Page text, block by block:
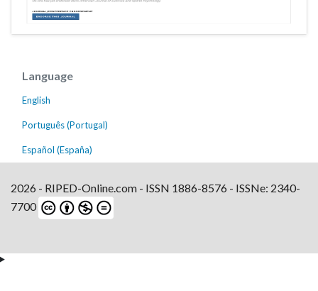
Language
English
Português (Portugal)
Español (España)
2026 - RIPED-Online.com - ISSN 1886-8576 - ISSNe: 2340-
7700